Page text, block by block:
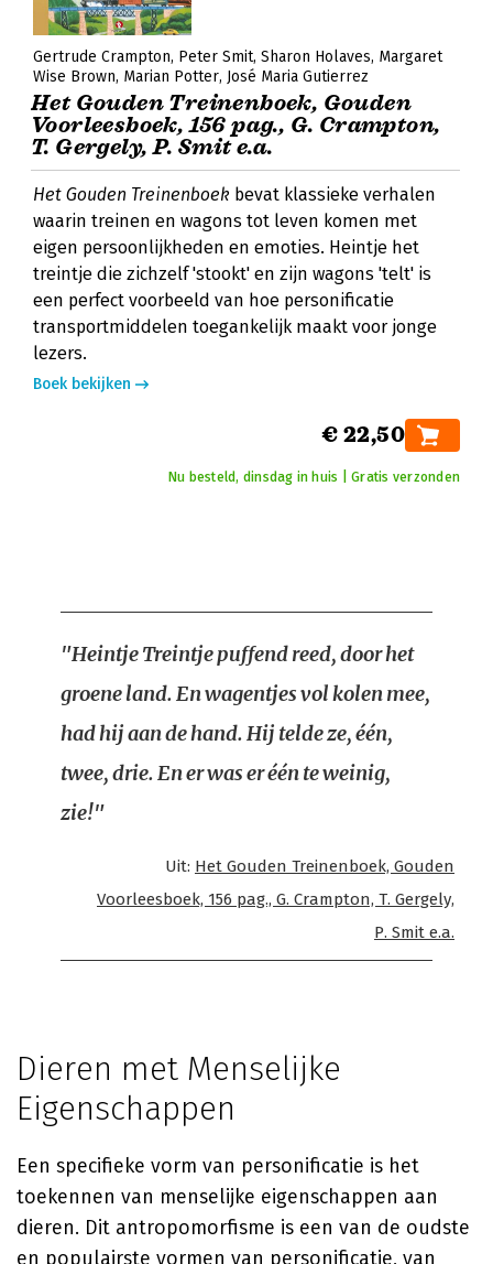
Gertrude Crampton Peter Smit Sharon Holaves Margaret
Wise Brown Marian Potter José Maria Gutierrez
Het Gouden Treinenboek, Gouden
Voorleesboek, 156 pag., G. Crampton,
T. Gergely, P. Smit e.a.
Het Gouden Treinenboek bevat klassieke verhalen
waarin treinen en wagons tot leven komen met
eigen persoonlijkheden en emoties. Heintje het
treintje die zichzelf 'stookt' en zijn wagons 'telt' is
een perfect voorbeeld van hoe personificatie
transportmiddelen toegankelijk maakt voor jonge
lezers.
Boek bekijken
€ 22,50
Nu besteld, dinsdag in huis | Gratis verzonden
"Heintje Treintje puffend reed, door het
groene land. En wagentjes vol kolen mee,
had hij aan de hand. Hij telde ze, één,
twee, drie. En er was er één te weinig,
zie!"
Uit: Het Gouden Treinenboek, Gouden
Voorleesboek, 156 pag., G. Crampton, T. Gergely,
P. Smit e.a.
Dieren met Menselijke
Eigenschappen
Een specifieke vorm van personificatie is het
toekennen van menselijke eigenschappen aan
dieren. Dit antropomorfisme is een van de oudste
en populairste vormen van personificatie, van